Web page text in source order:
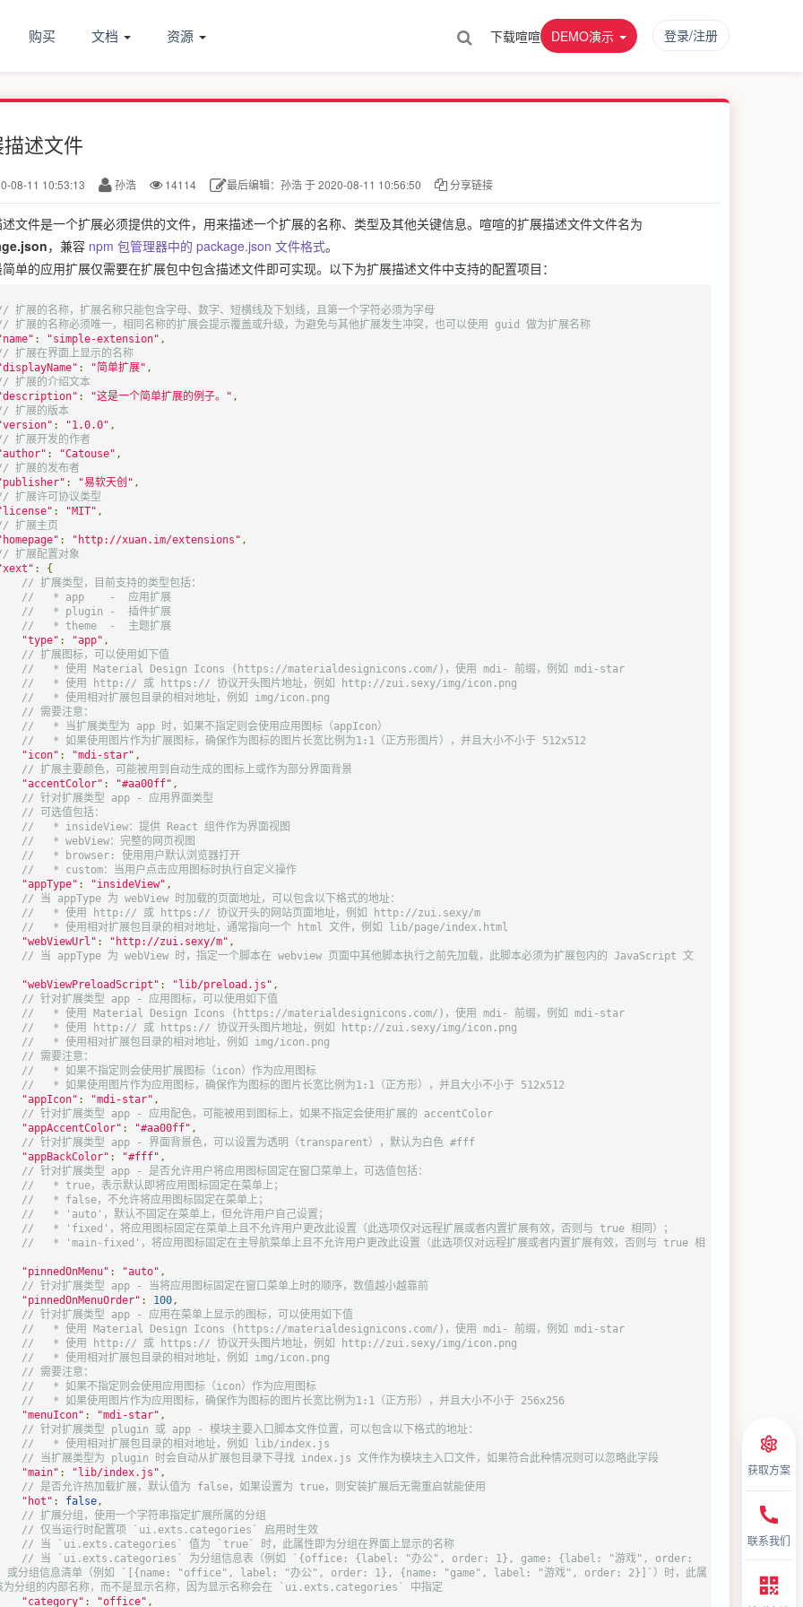
购买 文档 资源 下载喧喧 DEMO演示 登录/注册
述文件
08-11 10:53:13 孙浩 14114 最后编辑：孙浩 于 2020-08-11 10:56:50 分享链接
文件是一个扩展必须提供的文件，用来描述一个扩展的名称、类型及其他关键信息。喧喧的扩展描述文件文件名为
，兼容 npm 包管理器中的 package.json 文件格式。
单的应用扩展仅需要在扩展包中包含描述文件即可实现。以下为扩展描述文件中支持的配置项目：
扩展的名称，扩展名称只能包含字母、数字、短横线及下划线，且第一个字符必须为字母
扩展的名称必须唯一，相同名称的扩展会提示覆盖或升级，为避免与其他扩展发生冲突，也可以使用 guid 做为扩展名称
: "simple-extension" ,
扩展在界面上显示的名称
: "简单扩展" ,
扩展的介绍文本
: "这是一个简单扩展的例子。" ,
扩展的版本
: "1.0.0" ,
扩展开发的作者
: "Catouse" ,
扩展的发布者
: "易软天创" ,
扩展许可协议类型
: "MIT" ,
扩展主页
: "http://xuan.im/extensions" ,
扩展配置对象
:
{
// 扩展类型，目前支持的类型包括：
//   * app    -  应用扩展
//   * plugin -  插件扩展
//   * theme  -  主题扩展
"type" : "app" ,
// 扩展图标，可以使用如下值
//   * 使用 Material Design Icons (https://materialdesignicons.com/)，使用 mdi- 前缀，例如 mdi-star
//   * 使用 http:// 或 https:// 协议开头图片地址，例如 http://zui.sexy/img/icon.png
//   * 使用相对扩展包目录的相对地址，例如 img/icon.png
// 需要注意：
//   * 当扩展类型为 app 时，如果不指定则会使用应用图标（appIcon）
//   * 如果使用图片作为扩展图标，确保作为图标的图片长宽比例为1:1（正方形图片），并且大小不小于 512x512
"icon" : "mdi-star" ,
// 扩展主要颜色，可能被用到自动生成的图标上或作为部分界面背景
"accentColor" : "#aa00ff" ,
// 针对扩展类型 app - 应用界面类型
// 可选值包括：
//   * insideView：提供 React 组件作为界面视图
//   * webView：完整的网页视图
//   * browser: 使用用户默认浏览器打开
//   * custom：当用户点击应用图标时执行自定义操作
"appType" : "insideView" ,
// 当 appType 为 webView 时加载的页面地址，可以包含以下格式的地址：
//   * 使用 http:// 或 https:// 协议开头的网站页面地址，例如 http://zui.sexy/m
//   * 使用相对扩展包目录的相对地址，通常指向一个 html 文件，例如 lib/page/index.html
"webViewUrl" : "http://zui.sexy/m" ,
// 当 appType 为 webView 时，指定一个脚本在 webview 页面中其他脚本执行之前先加载，此脚本必须为扩展包内的 JavaScript 文
"webViewPreloadScript" : "lib/preload.js" ,
// 针对扩展类型 app - 应用图标，可以使用如下值
//   * 使用 Material Design Icons (https://materialdesignicons.com/)，使用 mdi- 前缀，例如 mdi-star
//   * 使用 http:// 或 https:// 协议开头图片地址，例如 http://zui.sexy/img/icon.png
//   * 使用相对扩展包目录的相对地址，例如 img/icon.png
// 需要注意：
//   * 如果不指定则会使用扩展图标（icon）作为应用图标
//   * 如果使用图片作为应用图标，确保作为图标的图片长宽比例为1:1（正方形），并且大小不小于 512x512
"appIcon" : "mdi-star" ,
// 针对扩展类型 app - 应用配色，可能被用到图标上，如果不指定会使用扩展的 accentColor
"appAccentColor" : "#aa00ff" ,
// 针对扩展类型 app - 界面背景色，可以设置为透明（transparent），默认为白色 #fff
"appBackColor" : "#fff" ,
// 针对扩展类型 app - 是否允许用户将应用图标固定在窗口菜单上，可选值包括：
//   * true，表示默认即将应用图标固定在菜单上；
//   * false，不允许将应用图标固定在菜单上；
//   * 'auto'，默认不固定在菜单上，但允许用户自己设置；
//   * 'fixed'，将应用图标固定在菜单上且不允许用户更改此设置（此选项仅对远程扩展或者内置扩展有效，否则与 true 相同）；
//   * 'main-fixed'，将应用图标固定在主导航菜单上且不允许用户更改此设置（此选项仅对远程扩展或者内置扩展有效，否则与 true 相
"pinnedOnMenu" : "auto" ,
// 针对扩展类型 app - 当将应用图标固定在窗口菜单上时的顺序，数值越小越靠前
"pinnedOnMenuOrder" : 100 ,
// 针对扩展类型 app - 应用在菜单上显示的图标，可以使用如下值
//   * 使用 Material Design Icons (https://materialdesignicons.com/)，使用 mdi- 前缀，例如 mdi-star
//   * 使用 http:// 或 https:// 协议开头图片地址，例如 http://zui.sexy/img/icon.png
//   * 使用相对扩展包目录的相对地址，例如 img/icon.png
// 需要注意：
//   * 如果不指定则会使用应用图标（icon）作为应用图标
//   * 如果使用图片作为应用图标，确保作为图标的图片长宽比例为1:1（正方形），并且大小不小于 256x256
"menuIcon" : "mdi-star" ,
// 针对扩展类型 plugin 或 app - 模块主要入口脚本文件位置，可以包含以下格式的地址：
//   * 使用相对扩展包目录的相对地址，例如 lib/index.js
// 当扩展类型为 plugin 时会自动从扩展包目录下寻找 index.js 文件作为模块主入口文件，如果符合此种情况则可以忽略此字段
"main" : "lib/index.js" ,
// 是否允许热加载扩展，默认值为 false，如果设置为 true，则安装扩展后无需重启就能使用
"hot" : false ,
// 扩展分组，使用一个字符串指定扩展所属的分组
// 仅当运行时配置项 `ui.exts.categories` 启用时生效
// 当 `ui.exts.categories` 值为 `true` 时，此属性即为分组在界面上显示的名称
// 当 `ui.exts.categories` 为分组信息表（例如 `{office: {label: "办公", order: 1}, game: {label: "游戏", order:
或分组信息清单（例如 `[{name: "office", label: "办公", order: 1}, {name: "game", label: "游戏", order: 2}]`）时，此属
为分组的内部名称，而不是显示名称，因为显示名称会在 `ui.exts.categories` 中指定
"category" : "office" ,
获取方案
联系我们